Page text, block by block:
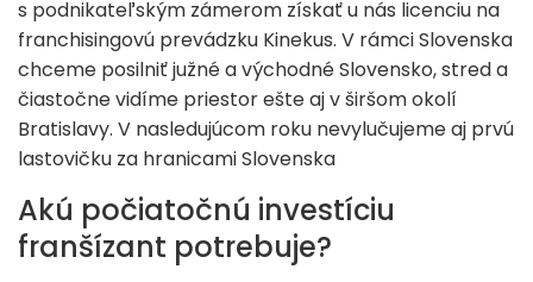
s podnikateľským zámerom získať u nás licenciu na
franchisingovú prevádzku Kinekus. V rámci Slovenska
chceme posilniť južné a východné Slovensko, stred a
čiastočne vidíme priestor ešte aj v širšom okolí
Bratislavy. V nasledujúcom roku nevylučujeme aj prvú
lastovičku za hranicami Slovenska
Akú počiatočnú investíciu
franšízant potrebuje?